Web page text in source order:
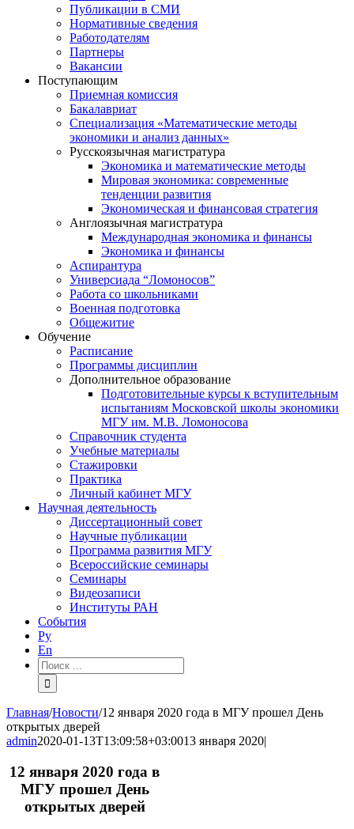
Публикации в СМИ
Нормативные сведения
Работодателям
Партнеры
Вакансии
Поступающим
Приемная комиссия
Бакалавриат
Специализация «Математические методы
экономики и анализ данных»
Русскоязычная магистратура
Экономика и математические методы
Мировая экономика: современные
тенденции развития
Экономическая и финансовая стратегия
Англоязычная магистратура
Международная экономика и финансы
Экономика и финансы
Аспирантура
Универсиада “Ломоносов”
Работа со школьниками
Военная подготовка
Общежитие
Обучение
Расписание
Программы дисциплин
Дополнительное образование
Подготовительные курсы к вступительным
испытаниям Московской школы экономики
МГУ им. М.В. Ломоносова
Справочник студента
Учебные материалы
Стажировки
Практика
Личный кабинет МГУ
Научная деятельность
Диссертационный совет
Научные публикации
Программа развития МГУ
Всероссийские семинары
Семинары
Видеозаписи
Институты РАН
События
Ру
En
Результат
поиска:
Главная/Новости/12 января 2020 года в МГУ прошел День
открытых дверей
admin2020-01-13T13:09:58+03:0013 января 2020|
12 января 2020 года в
МГУ прошел День
открытых дверей